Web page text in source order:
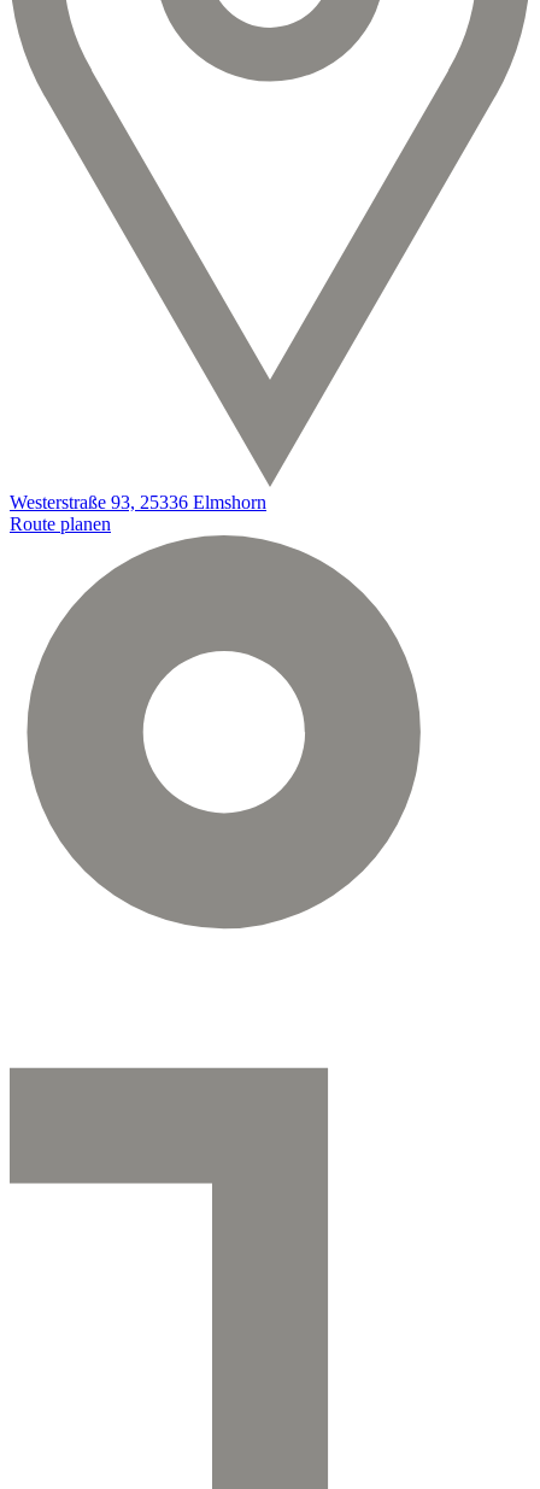
Westerstraße 93, 25336 Elmshorn
Route planen